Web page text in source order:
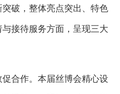
破，整体亮点突出、特色
接待服务方面，呈现三大
合作。本届丝博会精心设